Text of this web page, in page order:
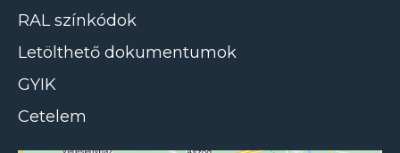
RAL színkódok
Letölthető dokumentumok
GYIK
Cetelem